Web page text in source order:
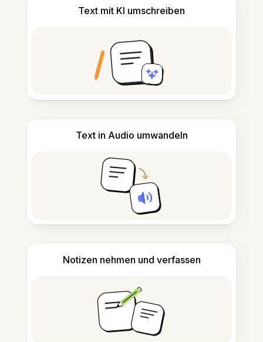
Text mit KI umschreiben
Text in Audio umwandeln
Notizen nehmen und verfassen